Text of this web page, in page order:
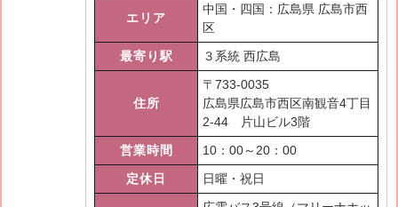
エリア
中国・四国：広島県 広島市西
区
最寄り駅
３系統 西広島
住所
〒 733-0035
広島県広島市西区南観音4丁目
2-44 片山ビル3階
営業時間
10：00～20：00
定休日
日曜・祝日